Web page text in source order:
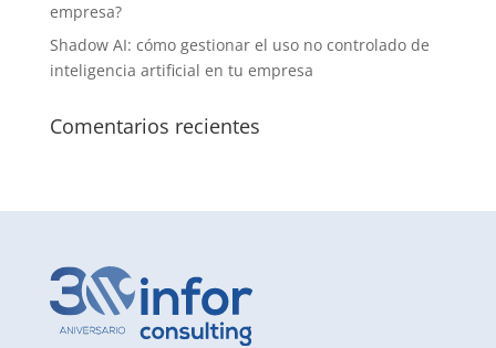
empresa?
Shadow AI: cómo gestionar el uso no controlado de
inteligencia artificial en tu empresa
Comentarios recientes